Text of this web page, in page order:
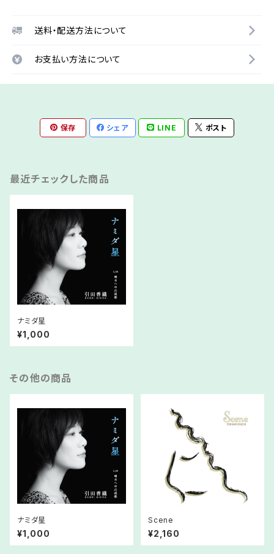
送料・配送方法について
お支払い方法について
保存 シェア LINE ポスト
最近チェックした商品
ナミダ星
¥1,000
その他の商品
ナミダ星
¥1,000
Scene
¥2,160